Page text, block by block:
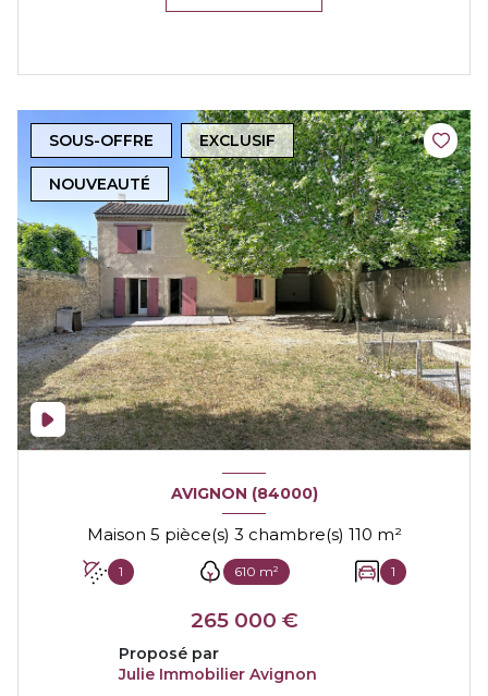
SOUS-OFFRE EXCLUSIF
NOUVEAUTÉ
AVIGNON (84000)
Maison 5 pièce(s) 3 chambre(s) 110 m²
1 610 m² 1
265 000 €
Proposé par
Julie Immobilier Avignon